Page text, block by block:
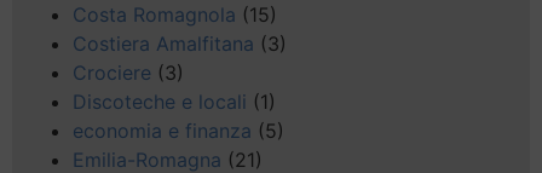
Costa Romagnola (15)
Costiera Amalfitana (3)
Crociere (3)
Discoteche e locali (1)
economia e finanza (5)
Emilia-Romagna (21)